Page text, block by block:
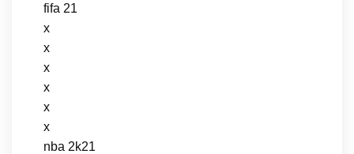
fifa 21
x
x
x
x
x
x
nba 2k21